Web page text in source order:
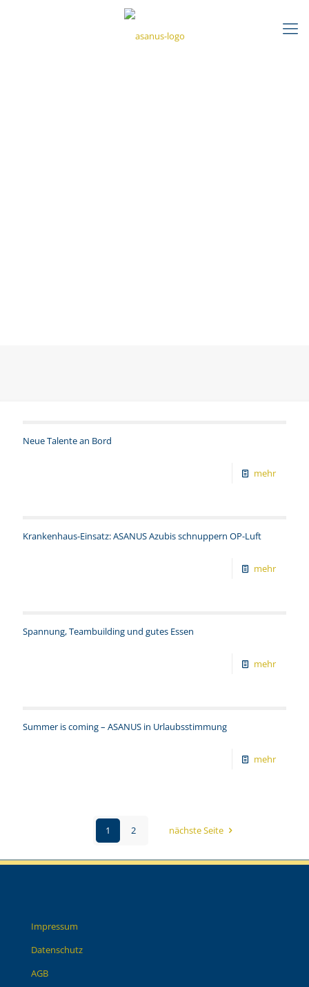
Neue Talente an Bord
mehr
Krankenhaus-Einsatz: ASANUS Azubis schnuppern OP-Luft
mehr
Spannung, Teambuilding und gutes Essen
mehr
Summer is coming – ASANUS in Urlaubsstimmung
mehr
1 2 nächste Seite
Impressum
Datenschutz
AGB